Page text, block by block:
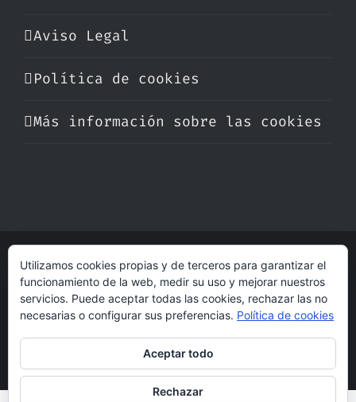
Aviso Legal
Política de cookies
Más información sobre las cookies
© Copyright 2017 -2026 | Perfumare
| Derechos Reservados | Hecho con cariño
pordogleg
Utilizamos cookies propias y de terceros para garantizar el
funcionamiento de la web, medir su uso y mejorar nuestros
servicios. Puede aceptar todas las cookies, rechazar las no
necesarias o configurar sus preferencias. Política de cookies
Aceptar todo
Rechazar